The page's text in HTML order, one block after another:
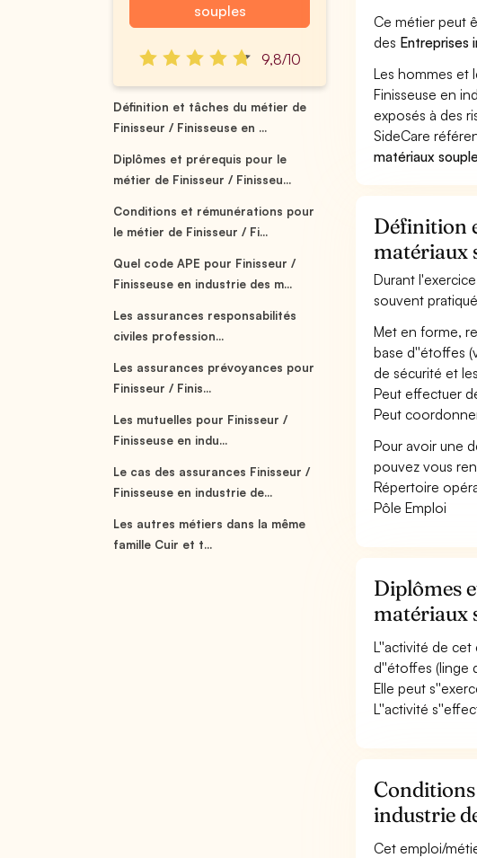
souples
9,8/10
Définition et tâches du métier de
Finisseur / Finisseuse en ...
Diplômes et prérequis pour le
métier de Finisseur / Finisseu...
Conditions et rémunérations pour
le métier de Finisseur / Fi...
Quel code APE pour Finisseur /
Finisseuse en industrie des m...
Les assurances responsabilités
civiles profession...
Les assurances prévoyances pour
Finisseur / Finis...
Les mutuelles pour Finisseur /
Finisseuse en indu...
Le cas des assurances Finisseur /
Finisseuse en industrie de...
Les autres métiers dans la même
famille Cuir et t...
Ce métier peut
des Entreprises
Les hommes et
Finisseuse en
exposés à des
SideCare
matériaux
Définition
matériaux
Durant
souvent
Met en forme,
base d''étoffes
de sécurité et
Peut effectuer
Peut
Pour avoir une
pouvez vous
Répertoire
Pôle Emploi
Diplômes
matériaux
L''activité de cet
d''étoffes (linge
Elle peut
L''activité
industrie
Cet emploi/